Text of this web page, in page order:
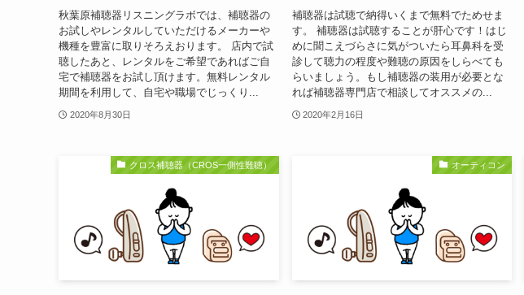
秋葉原補聴器リスニングラボでは、補聴器の
お試しやレンタルしていただけるメーカーや
機種を豊富に取りそろえおります。 店内で試
聴したあと、レンタルをご希望であればご自
宅で補聴器をお試し頂けます。無料レンタル
期間を利用して、自宅や職場でじっくり...
2020年8月30日
補聴器は試聴で納得いくまで無料でためせま
す。 補聴器は試聴することが肝心です！はじ
めに聞こえづらさに気がついたら耳鼻科を受
診して聴力の程度や難聴の原因をしらべても
らいましょう。もし補聴器の装用が必要とな
れば補聴器専門店で相談してオススメの...
2020年2月16日
クロス補聴器（CROS一側性難聴） オーティコン